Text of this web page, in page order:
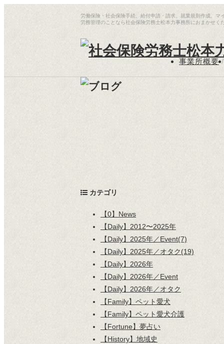
労働保険・社会保険手続、給付申請・請求、就業規則作成、マ
労務管理のことなら社会保険労務士松本力事務所におまかせく
事業所概要 /
カテゴリ
【0】News
【Daily】2012〜2025年
【Daily】2025年／Event(7)
【Daily】2025年／オタク(19)
【Daily】2026年
【Daily】2026年／Event
【Daily】2026年／オタク
【Family】ペット愛犬
【Family】ペット愛犬介護
【Fortune】夢占い
【History】地域史